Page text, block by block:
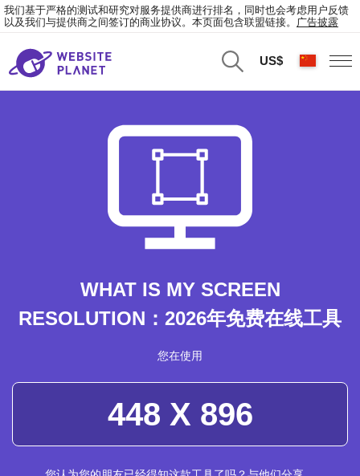
我们基于严格的测试和研究对服务提供商进行排名，同时也会考虑用户反馈
以及我们与提供商之间签订的商业协议。本页面包含联盟链接。 广告披露
US$
WHAT IS MY SCREEN
RESOLUTION：2026年免费在线工具
您在使用
448 X 896